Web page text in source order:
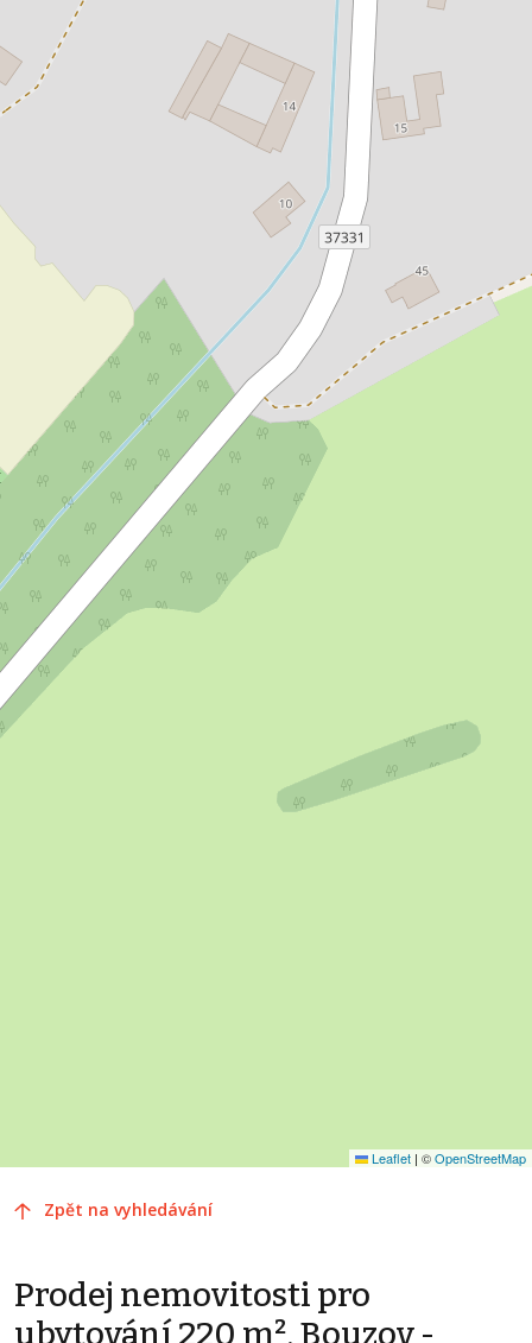
Leaflet | ©OpenStreetMap
Zpět na vyhledávání
Prodej nemovitosti pro
ubytování 220 m², Bouzov -